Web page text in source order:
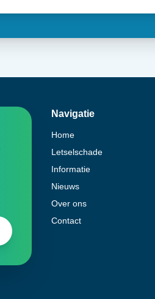
Navigatie
Home
Letselschade
Informatie
Nieuws
Over ons
Contact